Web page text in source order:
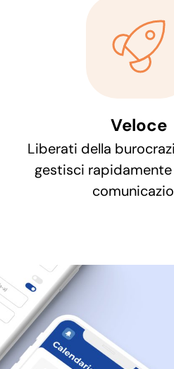
Veloce
Liberati della
gestisci